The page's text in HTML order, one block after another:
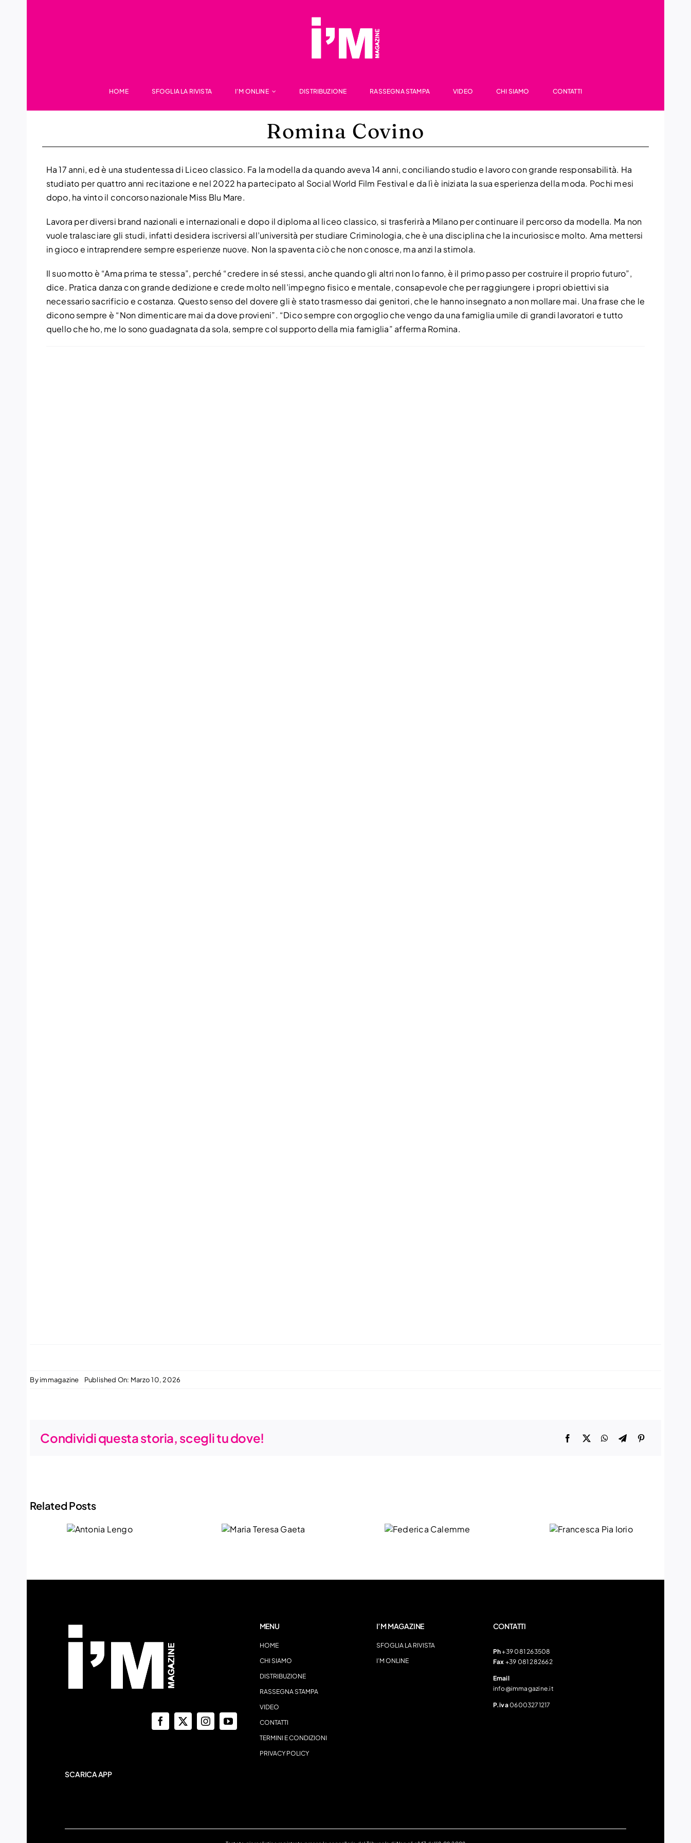
HOME SFOGLIA LA RIVISTA I’M ONLINE DISTRIBUZIONE RASSEGNA STAMPA VIDEO CHI SIAMO CONTATTI
Romina Covino
Ha 17 anni, ed è una studentessa di Liceo classico. Fa la modella da quando aveva 14 anni, conciliando studio e lavoro con grande responsabilità. Ha
studiato per quattro anni recitazione e nel 2022 ha partecipato al Social World Film Festival e da lì è iniziata la sua esperienza della moda. Pochi mesi
dopo, ha vinto il concorso nazionale Miss Blu Mare.
Lavora per diversi brand nazionali e internazionali e dopo il diploma al liceo classico, si trasferirà a Milano per continuare il percorso da modella. Ma non
vuole tralasciare gli studi, infatti desidera iscriversi all’università per studiare Criminologia, che è una disciplina che la incuriosisce molto. Ama mettersi
in gioco e intraprendere sempre esperienze nuove. Non la spaventa ciò che non conosce, ma anzi la stimola.
Il suo motto è “Ama prima te stessa”, perché “credere in sé stessi, anche quando gli altri non lo fanno, è il primo passo per costruire il proprio futuro”,
dice. Pratica danza con grande dedizione e crede molto nell’impegno fisico e mentale, consapevole che per raggiungere i propri obiettivi sia
necessario sacrificio e costanza. Questo senso del dovere gli è stato trasmesso dai genitori, che le hanno insegnato a non mollare mai. Una frase che le
dicono sempre è “Non dimenticare mai da dove provieni”. “Dico sempre con orgoglio che vengo da una famiglia umile di grandi lavoratori e tutto
quello che ho, me lo sono guadagnata da sola, sempre col supporto della mia famiglia” afferma Romina.
Byimmagazine Published On: Marzo 10, 2026
Condividi questa storia, scegli tu dove!
Related Posts
MENU
HOME
CHI SIAMO
DISTRIBUZIONE
RASSEGNA STAMPA
VIDEO
CONTATTI
TERMINI E CONDIZIONI
PRIVACY POLICY
I’M MAGAZINE
SFOGLIA LA RIVISTA
I’M ONLINE
CONTATTI
Ph+39 081 263508
Fax +39 081 282662
Email
info@immagazine.it
P.iva06003271217
SCARICA APP